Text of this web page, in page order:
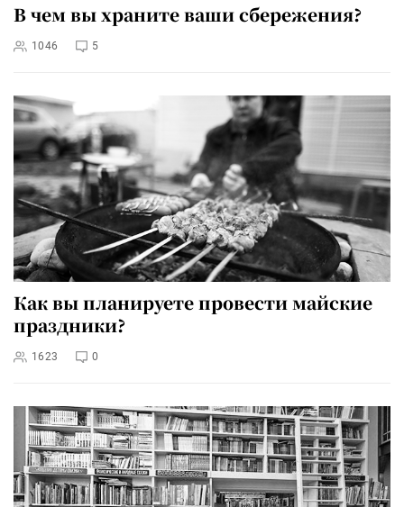
В чем вы храните ваши сбережения?
1046 5
Как вы планируете провести майские
праздники?
1623 0